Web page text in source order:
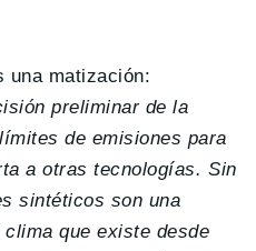
una matización:
preliminar de la
de emisiones para
a otras tecnologías. Sin
sintéticos son una
que existe desde